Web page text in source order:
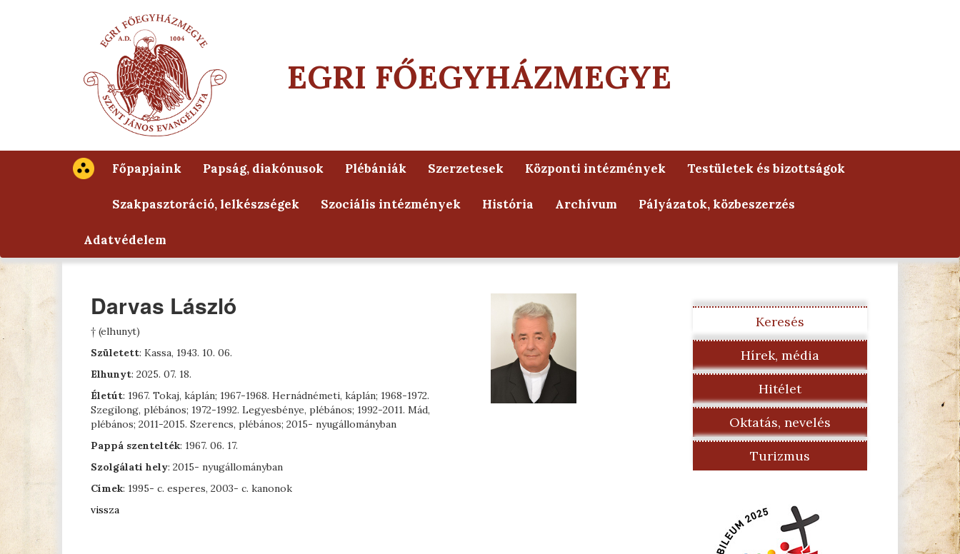
EGRI FŐEGYHÁZMEGYE
Főpapjaink Papság, diakónusok Plébániák Szerzetesek Központi intézmények Testületek és bizottságok
Szakpasztoráció, lelkészségek Szociális intézmények História Archívum Pályázatok, közbeszerzés
Adatvédelem
Darvas László
† (elhunyt)
Született: Kassa, 1943. 10. 06.
Elhunyt: 2025. 07. 18.
Életút: 1967. Tokaj, káplán; 1967-1968. Hernádnémeti, káplán; 1968-1972.
Szegilong, plébános; 1972-1992. Legyesbénye, plébános; 1992-2011. Mád,
plébános; 2011-2015. Szerencs, plébános; 2015- nyugállományban
Pappá szentelték: 1967. 06. 17.
Szolgálati hely: 2015- nyugállományban
Címek: 1995- c. esperes, 2003- c. kanonok
vissza
Keresés
Hírek, média
Hitélet
Oktatás, nevelés
Turizmus